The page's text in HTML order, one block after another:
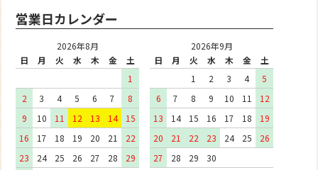
営業日カレンダー
2026年8月
日
月 火 水 木 金
土
1
2
3 4 5 6 7
8
9
10 11 12 13 14
15
16
17 18 19 20 21
22
23
24 25 26 27 28
29
2026年9月
日
月 火 水 木 金
土
1
2 3 4
5
6
7 8 9 10 11
12
13
14 15 16 17 18
19
20
21 22 23 24 25
26
27
28 29 30